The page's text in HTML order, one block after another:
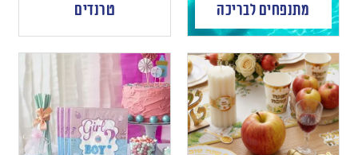
מתנפחים לבריכה טרנדים